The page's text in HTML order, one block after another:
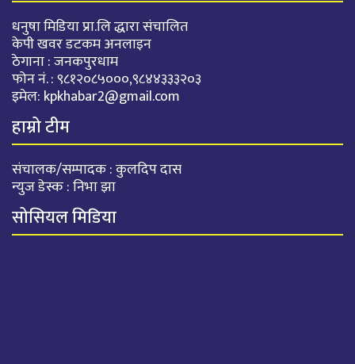
धनुषा मिडिया प्रा.लि द्धारा संचालित
केपी खवर डटकम अनलाइन
ठेगाना : जनकपुरधाम
फोन नं. : ९८१२०८५०००,९८४४३३३२०३
इमेल: kpkhabar2@gmail.com
हाम्रो टीम
संचालक/सम्पादक : कुलदिप दास
न्युज डेस्क : निभा झा
सोसियल मिडिया